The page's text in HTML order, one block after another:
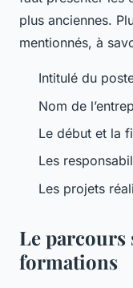
plus anciennes.
mentionnés, à
Intitulé du
Nom de
Le début et la
Les
Les projets
Le parcours
formations